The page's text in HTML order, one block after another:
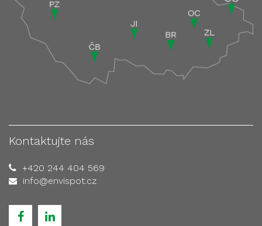
Kontaktujte nás
+420 244 404 569
info@envispot.cz